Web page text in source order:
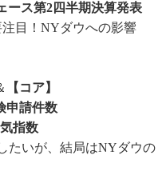
ース第2四半期決算発表
目！NYダウへの影響
【コア】
申請件数
指数
たいが、結局はNYダウの